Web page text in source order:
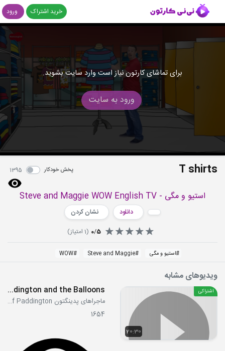
خرید اشتراک ورود
برای تماشای کارتون نیاز است وارد سایت بشوید.
ورود به سایت
T shirts پخش خودکار 1395
استیو و مگی - Steve and Maggie WOW English TV
دانلود
نشان کردن
0/5
(
1 امتیاز)
#استیو و مگی #
Steve and Maggie
#
WOW
ویدیوهای مشابه
20:30
اشتراکی S1E52-53 - Paddington Meets a Police Officer - Paddington and the Balloons
ماجراهای پدینگتون The Adventures of Paddington
1654